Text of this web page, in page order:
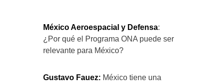
México Aeroespacial y Defensa:
¿Por qué el Programa ONA puede ser
relevante para México?
Gustavo Fauez: México tiene una